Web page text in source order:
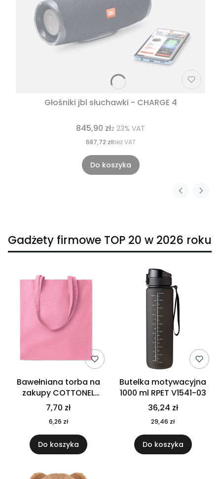
Głośniki jbl słuchawki - CHARGE 4
845,90 złz 23% VAT
687,72 złbez VAT
Do koszyka
Gadżety firmowe TOP 20 w 2026 roku
Bawełniana torba na
zakupy COTTONEL
COLOUR++ MO9846-11
7,70 zł
6,26 zł
Do koszyka
Butelka motywacyjna
1000 ml RPET V1541-03
36,24 zł
29,46 zł
Do koszyka